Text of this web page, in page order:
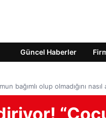
Güncel Haberler
bağımlı olup olmadığını nasıl